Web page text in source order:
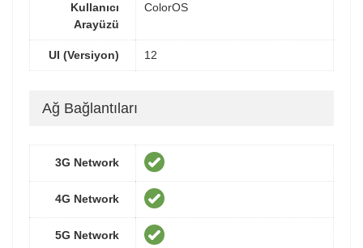
Kullanıcı
Arayüzü
ColorOS
UI (Versiyon) 12
Ağ Bağlantıları
3G Network
4G Network
5G Network